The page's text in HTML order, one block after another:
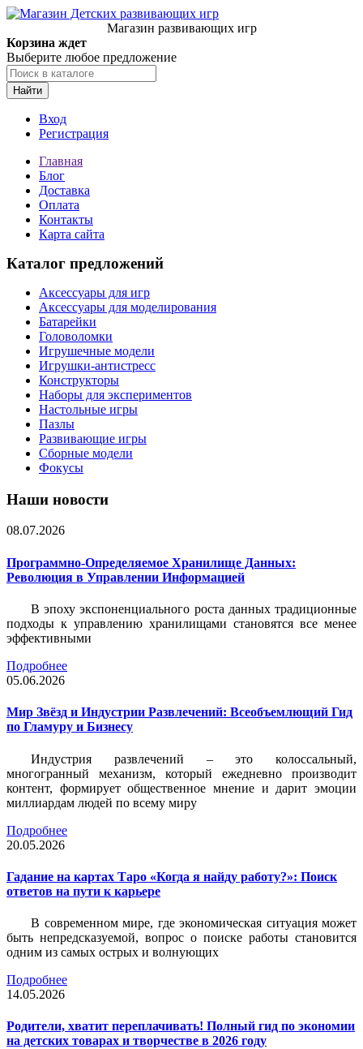
Магазин развивающих игр
Корзина ждет
Выберите любое предложение
Найти
Вход
Регистрация
Главная
Блог
Доставка
Оплата
Контакты
Карта сайта
Каталог предложений
Аксессуары для игр
Аксессуары для моделирования
Батарейки
Головоломки
Игрушечные модели
Игрушки-антистресс
Конструкторы
Наборы для экспериментов
Настольные игры
Пазлы
Развивающие игры
Сборные модели
Фокусы
Наши новости
08.07.2026
Программно-Определяемое Хранилище Данных:
Революция в Управлении Информацией
В эпоху экспоненциального роста данных традиционные
подходы к управлению хранилищами становятся все менее
эффективными
Подробнее
05.06.2026
Мир Звёзд и Индустрии Развлечений: Всеобъемлющий Гид
по Гламуру и Бизнесу
Индустрия развлечений – это колоссальный,
многогранный механизм, который ежедневно производит
контент, формирует общественное мнение и дарит эмоции
миллиардам людей по всему миру
Подробнее
20.05.2026
Гадание на картах Таро «Когда я найду работу?»: Поиск
ответов на пути к карьере
В современном мире, где экономическая ситуация может
быть непредсказуемой, вопрос о поиске работы становится
одним из самых острых и волнующих
Подробнее
14.05.2026
Родители, хватит переплачивать! Полный гид по экономии
на детских товарах и творчестве в 2026 году